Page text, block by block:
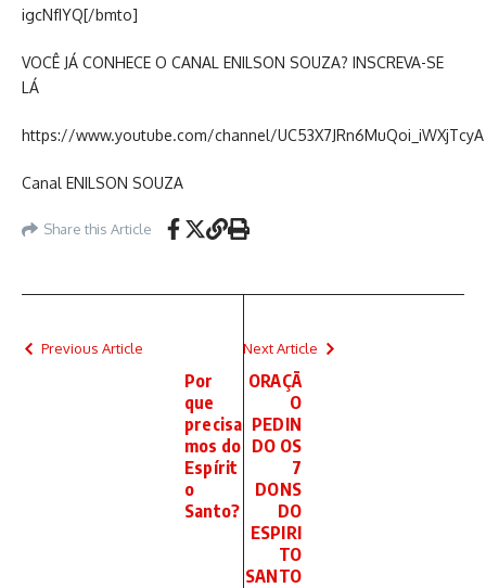
igcNfIYQ[/bmto]
VOCÊ JÁ CONHECE O CANAL ENILSON SOUZA? INSCREVA-SE
LÁ
https://www.youtube.com/channel/UC53X7JRn6MuQoi_iWXjTcyA
Canal ENILSON SOUZA
Share this Article
Previous Article
Por
que
precisa
mos do
Espírit
o
Santo?
Next Article
ORAÇÃ
O
PEDIN
DO OS
7
DONS
DO
ESPIRI
TO
SANTO